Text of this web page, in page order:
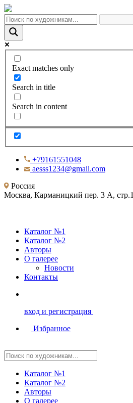
Exact matches only
Search in title
Search in content
+79161551048
aesss1234@gmail.com
Россия
Москва, Карманицкий пер. 3 А, стр.1
Каталог №1
Каталог №2
Авторы
О галерее
Новости
Контакты
вход и регистрация
Избранное
Каталог №1
Каталог №2
Авторы
О галерее